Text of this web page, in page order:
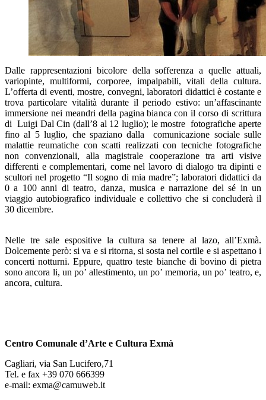
Dalle rappresentazioni bicolore della sofferenza a quelle attuali,
variopinte, multiformi, corporee, impalpabili, vitali della cultura.
L’offerta di eventi, mostre, convegni, laboratori didattici è costante e
trova particolare vitalità durante il periodo estivo: un’affascinante
immersione nei meandri della pagina bianca con il corso di scrittura
di Luigi Dal Cin (dall’8 al 12 luglio); le mostre fotografiche aperte
fino al 5 luglio, che spaziano dalla comunicazione sociale sulle
malattie reumatiche con scatti realizzati con tecniche fotografiche
non convenzionali, alla magistrale cooperazione tra arti visive
differenti e complementari, come nel lavoro di dialogo tra dipinti e
scultori nel progetto “Il sogno di mia madre”; laboratori didattici da
0 a 100 anni di teatro, danza, musica e narrazione del sé in un
viaggio autobiografico individuale e collettivo che si concluderà il
30 dicembre.
Nelle tre sale espositive la cultura sa tenere al lazo, all’Exmà.
Dolcemente però: si va e si ritorna, si sosta nel cortile e si aspettano i
concerti notturni. Eppure, quattro teste bianche di bovino di pietra
sono ancora li, un po’ allestimento, un po’ memoria, un po’ teatro, e,
ancora, cultura.
Centro Comunale d’Arte e Cultura Exmà
Cagliari, via San Lucifero,71
Tel. e fax +39 070 666399
e-mail: exma@camuweb.it